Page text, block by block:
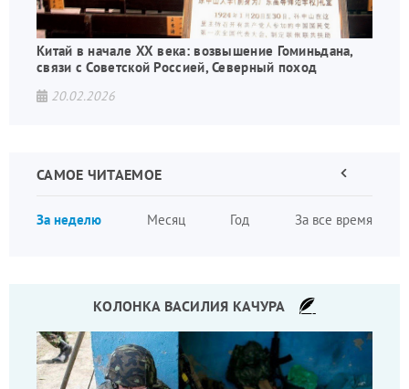
Китай в начале XX века: возвышение Гоминьдана,
связи с Советской Россией, Северный поход
20.02.2026
САМОЕ ЧИТАЕМОЕ
За неделю Месяц Год За все время
Предыдущая
КОЛОНКА ВАСИЛИЯ КАЧУРА